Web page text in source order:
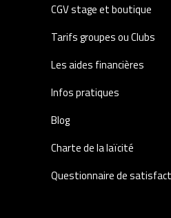
CGV stage et boutique
Tarifs groupes ou Clubs
Les aides financières
Infos pratiques
Blog
Charte de la laïcité
Questionnaire de